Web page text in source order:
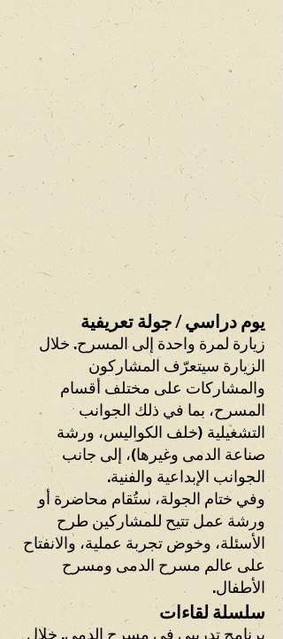
يوم دراسي / جولة تعريفية
زيارة لمرة واحدة إلى المسرح. خلال
الزيارة سيتعرّف المشاركون
والمشاركات على مختلف أقسام
المسرح، بما في ذلك الجوانب
التشغيلية (خلف الكواليس، ورشة
صناعة الدمى وغيرها)، إلى جانب
الجوانب الإبداعية والفنية.
وفي ختام الجولة، ستُقام محاضرة أو
ورشة عمل تتيح للمشاركين طرح
الأسئلة، وخوض تجربة عملية، والانفتاح
على عالم مسرح الدمى ومسرح
الأطفال.
سلسلة لقاءات